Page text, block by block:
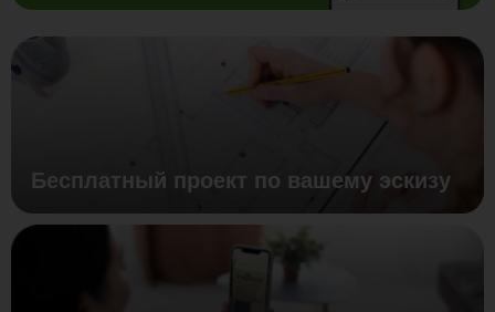
Бесплатный проект по вашему эскизу